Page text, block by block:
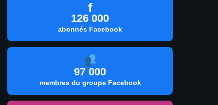
f
126 000
abonnés Facebook
97 000
membres du groupe Facebook